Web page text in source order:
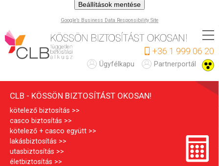
Beállítások mentése
Google’s Business Data Responsibility Site
Ugrás
a
tartalomra
L
B
+36 1 999 06 20
Partnerportál
Ügyfélkapu
CLB - KÖSSÖN BIZTOSÍTÁST OKOSAN!
kötelező biztosítás
casco biztosítás
kötelező + casco együtt
lakásbiztosítás
utasbiztosítás
életbiztosítás